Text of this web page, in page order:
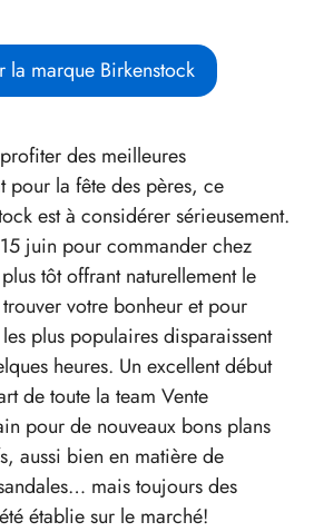
la marque Birkenstock
des meilleures
pour la fête des pères, ce
est à considérer sérieusement.
juin pour commander chez
tôt offrant naturellement le
votre bonheur et pour
plus populaires disparaissent
heures. Un excellent début
de toute la team Vente
pour de nouveaux bons plans
aussi bien en matière de
mais toujours des
établie sur le marché!